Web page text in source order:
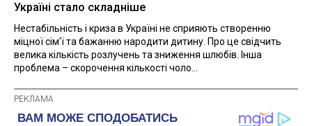
Україні стало складніше
Нестабільність і криза в Україні не сприяють створенню
міцної сім'ї та бажанню народити дитину. Про це свідчить
велика кількість розлучень та зниження шлюбів. Інша
проблема – скорочення кількості чоло...